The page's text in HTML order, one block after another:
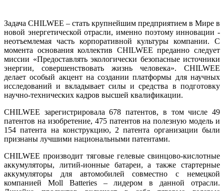
Задача CHILWEE – стать крупнейшим предприятием в Мире в
новой энергетической отрасли, именно поэтому инновации -
неотъемлемая часть корпоративной культуры компании. С
момента основания коллектив CHILWEE преданно следует
миссии «Предоставлять экологически безопасные источники
энергии, совершенствовать жизнь человека». CHILWEE
делает особый акцент на создании платформы для научных
исследований и вкладывает силы и средства в подготовку
научно-технических кадров высшей квалификации.
CHILWEE зарегистрировала 678 патентов, в том числе 49
патентов на изобретение, 475 патентов на полезную модель и
154 патента на конструкцию, 2 патента организации были
признаны лучшими национальными патентами.
CHILWEE производит тяговые гелевые свинцово-кислотные
аккумуляторы, литий-ионные батареи, а также стартерные
аккумуляторы для автомобилей совместно с немецкой
компанией Moll Batteries – лидером в данной отрасли.